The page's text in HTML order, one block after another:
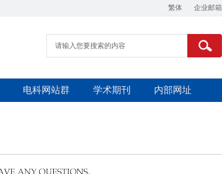
繁体 企业邮箱
电科网站群 学术期刊 内部网址